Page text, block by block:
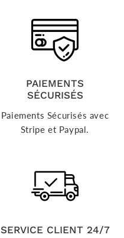
PAIEMENTS
SÉCURISÉS
Paiements Sécurisés avec
Stripe et Paypal.
SERVICE CLIENT 24/7